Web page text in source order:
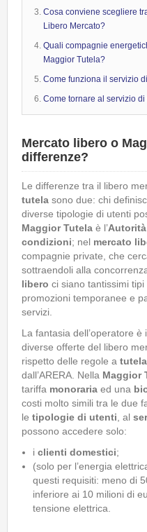
Cosa conviene scegliere
Libero Mercato?
Quali compagnie
Maggior Tutela?
Come funziona il servizio
Come tornare al servizio
Mercato libero o
differenze?
Le differenze tra il libero
tutela sono due: chi
diverse tipologie di utenti
Maggior Tutela è l’Autorità
condizioni; nel mercato
compagnie private, che
sottraendoli alla
libero ci siano tantissimi tipi
promozioni temporanee e
servizi.
La fantasia dell’operatore è
diverse offerte del libero
rispetto delle regole a
dall’ARERA. Nella Maggior
tariffa monoraria ed una
costi molto simili tra le due
le tipologie di utenti , al
possono accedere solo:
i clienti domestici;
(solo per l’energia
questi requisiti: meno di
inferiore ai 10 milioni di
tensione elettrica.